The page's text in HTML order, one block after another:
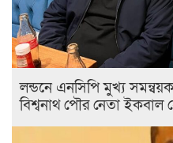
লন্ডনে এনসিপি মুখ্য
বিশ্বনাথ পৌর নেতা